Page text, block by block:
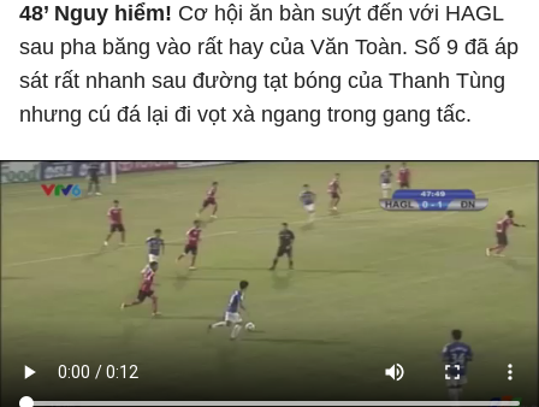
48’ Nguy hiểm! Cơ hội ăn bàn suýt đến với HAGL
sau pha băng vào rất hay của Văn Toàn. Số 9 đã áp
sát rất nhanh sau đường tạt bóng của Thanh Tùng
nhưng cú đá lại đi vọt xà ngang trong gang tấc.